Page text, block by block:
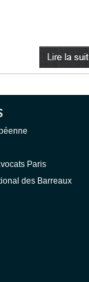
Paris
des Barreaux